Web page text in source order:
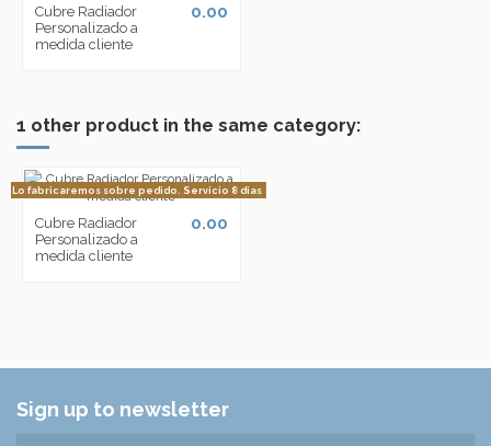
Cubre Radiador
Personalizado a
medida cliente
0.00
1 other product in the same category:
Lo fabricaremos sobre pedido. Servicio 8 dias
Cubre Radiador
Personalizado a
medida cliente
0.00
Sign up to newsletter